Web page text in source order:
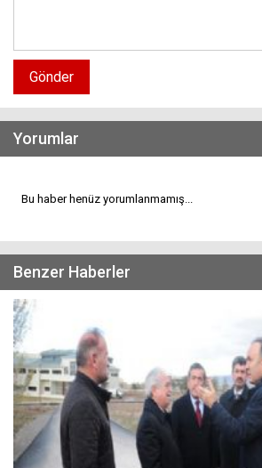
Gönder
Yorumlar
Bu haber henüz yorumlanmamış...
Benzer Haberler